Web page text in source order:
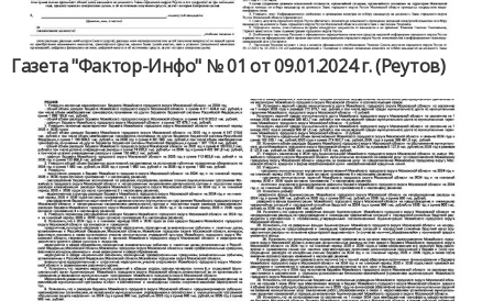
Газета "Фактор-Инфо" № 01 от 09.01.2024 г. (Реутов)